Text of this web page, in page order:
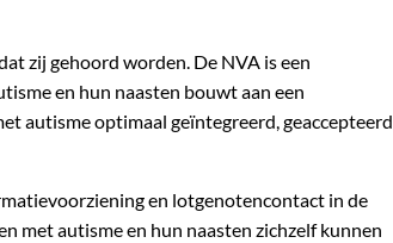
zij gehoord worden. De NVA is een
en hun naasten bouwt aan een
autisme optimaal geïntegreerd, geaccepteerd
en lotgenotencontact in de
met autisme en hun naasten zichzelf kunnen